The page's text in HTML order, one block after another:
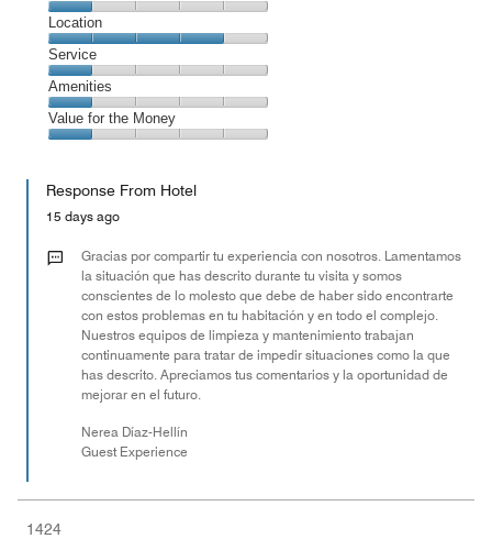
1
out
of
5
Dining,
1
out
of
5
Location
Location,
4
out
of
5
Service
Service,
1
out
Amenities
Amenities,
1
of
Value for the Money
the
Money,
out
Response From Hotel
15 days ago
Gracias por compartir tu experiencia con nosotros. Lamentamos
la situación que has descrito durante tu visita y somos
conscientes de lo molesto que debe de haber sido encontrarte
con estos problemas en tu habitación y en todo el complejo.
Nuestros equipos de limpieza y mantenimiento trabajan
continuamente para tratar de impedir situaciones como la que
has descrito. Apreciamos tus comentarios y la oportunidad de
mejorar en el futuro.
Nerea Díaz-Hellín
Guest Experience
1424